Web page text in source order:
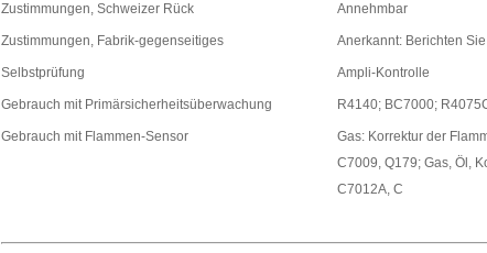
Zustimmungen, Schweizer Rück Annehmbar
Zustimmungen, Fabrik-gegenseitiges Anerkannt: Berichten
Selbstprüfung Ampli-Kontrolle
Gebrauch mit Primärsicherheitsüberwachung R4140; BC7000;
Gebrauch mit Flammen-Sensor
Gas: Korrektur der
C7009, Q179; Gas, Öl,
C7012A, C